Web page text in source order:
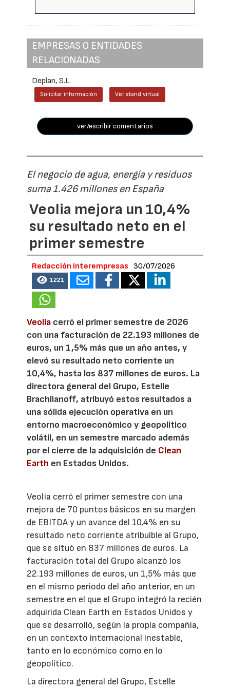
EMPRESAS O ENTIDADES
RELACIONADAS
Deplan, S.L.
Solicitar información Ver stand virtual
ver/escribir comentarios
El negocio de agua, energía y residuos
suma 1.426 millones en España
Veolia mejora un 10,4%
su resultado neto en el
primer semestre
Redacción Interempresas 30/07/2026
1221
Veolia cerró el primer semestre de 2026
con una facturación de 22.193 millones de
euros, un 1,5% más que un año antes, y
elevó su resultado neto corriente un
10,4%, hasta los 837 millones de euros. La
directora general del Grupo, Estelle
Brachlianoff, atribuyó estos resultados a
una sólida ejecución operativa en un
entorno macroeconómico y geopolítico
volátil, en un semestre marcado además
por el cierre de la adquisición de Clean
Earth en Estados Unidos.
Veolia cerró el primer semestre con una
mejora de 70 puntos básicos en su margen
de EBITDA y un avance del 10,4% en su
resultado neto corriente atribuible al Grupo,
que se situó en 837 millones de euros. La
facturación total del Grupo alcanzó los
22.193 millones de euros, un 1,5% más que
en el mismo periodo del año anterior, en un
semestre en el que el Grupo integró la recién
adquirida Clean Earth en Estados Unidos y
que se desarrolló, según la propia compañía,
en un contexto internacional inestable,
tanto en lo económico como en lo
geopolítico.
La directora general del Grupo, Estelle